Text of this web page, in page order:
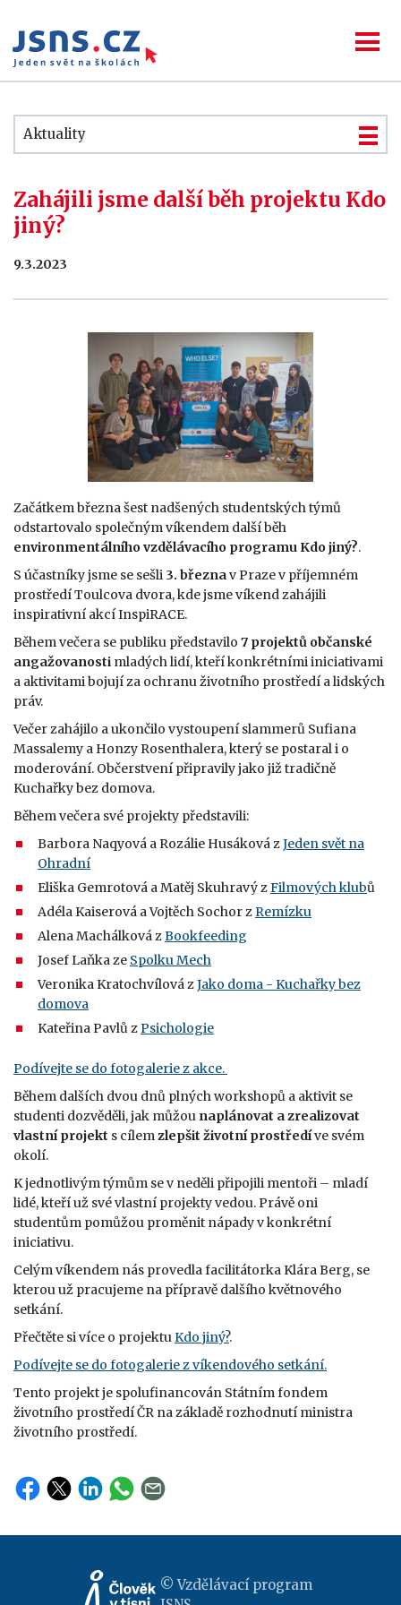
Aktuality
Zahájili jsme další běh projektu Kdo
jiný?
9.3.2023
Začátkem března šest nadšených studentských týmů
odstartovalo společným víkendem další běh
environmentálního vzdělávacího programu Kdo jiný?.
S účastníky jsme se sešli 3. březnav Praze v příjemném
prostředí Toulcova dvora, kde jsme víkend zahájili
inspirativní akcí InspiRACE.
Během večera se publiku představilo 7 projektů občanské
angažovanosti mladých lidí, kteří konkrétními iniciativami
a aktivitami bojují za ochranu životního prostředí a lidských
práv.
Večer zahájilo a ukončilo vystoupení slammerů Sufiana
Massalemy a Honzy Rosenthalera, který se postaral i o
moderování. Občerstvení připravily jako již tradičně
Kuchařky bez domova.
Během večera své projekty představili:
Barbora Naqyová a Rozálie Husáková zJeden svět na
Ohradní
Eliška Gemrotová a Matěj Skuhravý zFilmových klubů
Adéla Kaiserová a Vojtěch Sochor zRemízku
Alena Machálková zBookfeeding
Josef Laňka ze Spolku Mech
Veronika Kratochvílová zJako doma - Kuchařky bez
domova
Kateřina Pavlů zPsichologie
Podívejte se do fotogalerie z akce.
Během dalších dvou dnů plných workshopů a aktivit se
studenti dozvěděli, jak můžou naplánovat a zrealizovat
vlastní projekt s cílemzlepšit životní prostředíve svém
okolí.
K jednotlivým týmům se v neděli připojili mentoři – mladí
lidé, kteří už své vlastní projekty vedou. Právě oni
studentům pomůžou proměnit nápady v konkrétní
iniciativu.
Celým víkendem nás provedla facilitátorka Klára Berg, se
kterou už pracujeme na přípravě dalšího květnového
setkání.
Přečtěte si více o projektuKdo jiný?.
Podívejte se do fotogalerie z víkendového setkání.
Tento projekt je spolufinancován Státním fondem
životního prostředí ČR na základě rozhodnutí ministra
životního prostředí.
© Vzdělávací program